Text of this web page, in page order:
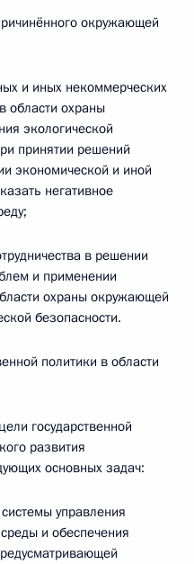
окружающей
и иных некоммерческих
области охраны
экологической
принятии решений
экономической и иной
негативное
в решении
и применении
охраны окружающей
безопасности.
политики в области
государственной
развития
основных задач:
управления
и обеспечения